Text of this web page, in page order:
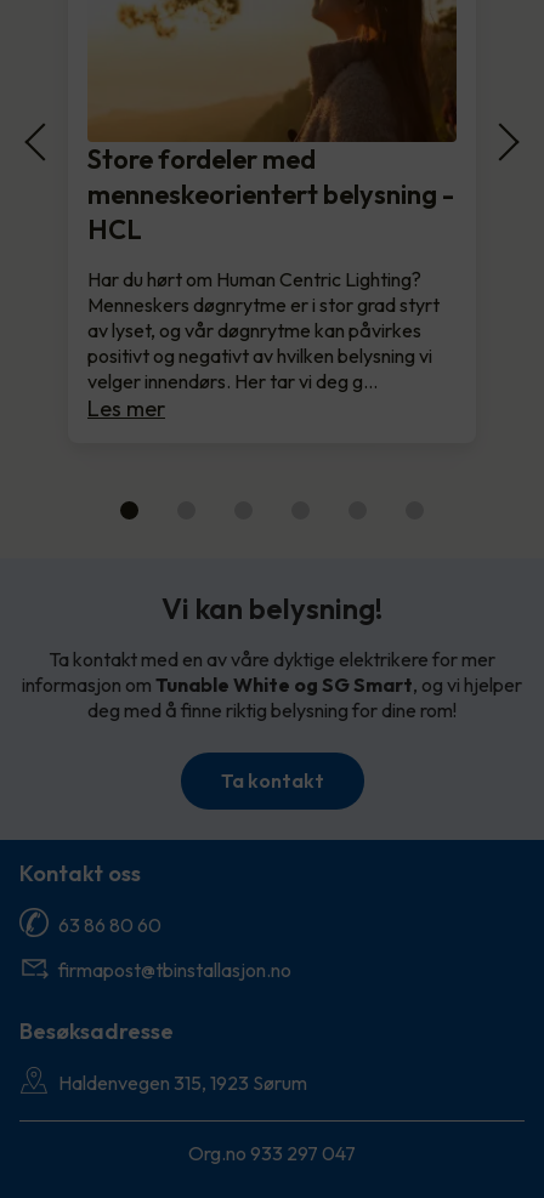
Store fordeler med
menneskeorientert belysning -
HCL
Har du hørt om Human Centric Lighting?
Menneskers døgnrytme er i stor grad styrt
av lyset, og vår døgnrytme kan påvirkes
positivt og negativt av hvilken belysning vi
velger innendørs. Her tar vi deg g…
Les mer
Vi kan belysning!
Ta kontakt med en av våre dyktige elektrikere for mer
informasjon om Tunable White og SG Smart, og vi hjelper
deg med å finne riktig belysning for dine rom!
Ta kontakt
Kontakt oss
63 86 80 60
firmapost@tbinstallasjon.no
Besøksadresse
Haldenvegen 315, 1923 Sørum
Org.no 933 297 047